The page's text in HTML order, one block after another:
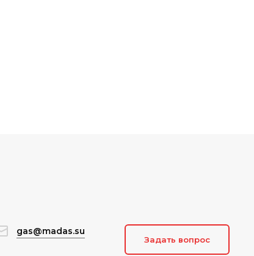
gas@madas.su
Задать вопрос